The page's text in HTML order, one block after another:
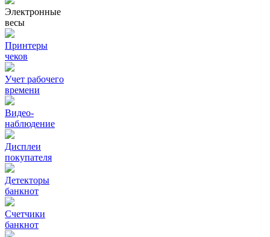
Электронные
весы
Принтеры
чеков
Учет рабочего
времени
Видео‑
наблюдение
Дисплеи
покупателя
Детекторы
банкнот
Счетчики
банкнот